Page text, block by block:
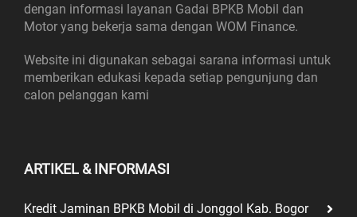
dengan informasi layanan Gadai BPKB Mobil dan
Motor yang bekerja sama dengan WOM Finance.
Website ini digunakan sebagai sarana informasi untuk
memberikan edukasi kepada setiap pengunjung dan
calon pelanggan kami
ARTIKEL & INFORMASI
Kredit Jaminan BPKB Mobil di Jonggol Kab. Bogor